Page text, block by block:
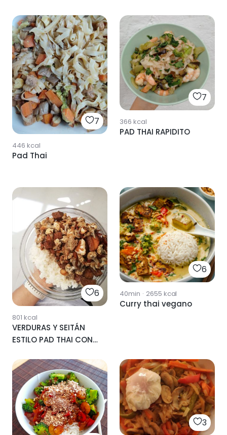
7
446 kcal
Pad Thai
7
366 kcal
PAD THAI RAPIDITO
6
801 kcal
VERDURAS Y SEITÁN
ESTILO PAD THAI CON
6
40min · 2655 kcal
Curry thai vegano
3